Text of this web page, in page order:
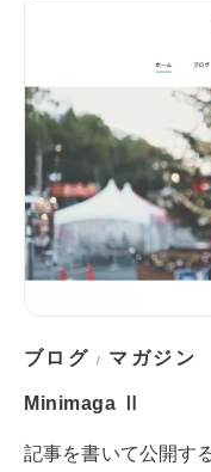
ブログ / マガジン
Minimaga Ⅱ
記事を書いて公開す